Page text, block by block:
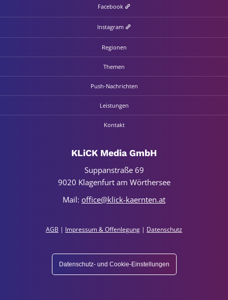
Face­book
Insta­gram
Regio­nen
The­men
Push-Nach­rich­­­ten
Leis­tun­gen
Kon­takt
KLiCK Media GmbH
Sup­p­an­stra­ße 69
9020 Kla­gen­furt am Wör­ther­see
Mail: office@klick-kaernten.at
AGB | Impres­sum & Offen­le­gung | Daten­schutz
Datenschutz- und Cookie-Einstellungen